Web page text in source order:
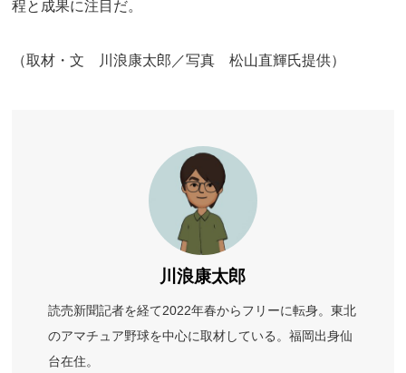
程と成果に注目だ。
（取材・文 川浪康太郎／写真 松山直輝氏提供）
川浪康太郎
読売新聞記者を経て2022年春からフリーに転身。東北
のアマチュア野球を中心に取材している。福岡出身仙
台在住。